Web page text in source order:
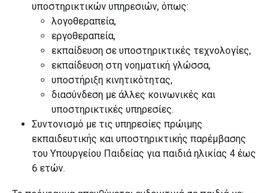
υποστηρικτικών υπηρεσιών, όπως:
λογοθεραπεία,
εργοθεραπεία,
εκπαίδευση σε υποστηρικτικές τεχνολογίες,
εκπαίδευση στη νοηματική γλώσσα,
υποστήριξη κινητικότητας,
διασύνδεση με άλλες κοινωνικές και
υποστηρικτικές υπηρεσίες.
Συντονισμό με τις υπηρεσίες πρώιμης
εκπαιδευτικής και υποστηρικτικής παρέμβασης
του Υπουργείου Παιδείας για παιδιά ηλικίας 4 έως
6 ετών.